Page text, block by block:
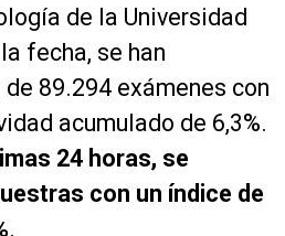
de la Universidad
fecha, se han
89.294 exámenes con
acumulado de 6,3%.
24 horas, se
con un índice de
.